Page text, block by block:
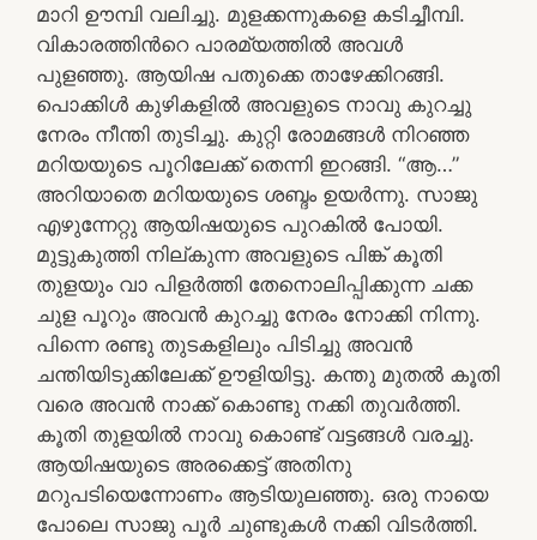
മാറി ഊമ്പി വലിച്ചു. മുളക്കന്നുകളെ കടിച്ചീമ്പി.
വികാരത്തിൻറെ പാരമ്യത്തിൽ അവൾ
പുളഞ്ഞു. ആയിഷ പതുക്കെ താഴേക്കിറങ്ങി.
പൊക്കിൾ കുഴികളിൽ അവളുടെ നാവു കുറച്ചു
നേരം നീന്തി തുടിച്ചു. കുറ്റി രോമങ്ങൾ നിറഞ്ഞ
മറിയയുടെ പൂറിലേക്ക് തെന്നി ഇറങ്ങി. “ആ…”
അറിയാതെ മറിയയുടെ ശബ്ദം ഉയർന്നു. സാജു
എഴുന്നേറ്റു ആയിഷയുടെ പുറകിൽ പോയി.
മുട്ടുകുത്തി നില്കുന്ന അവളുടെ പിങ്ക് കൂതി
തുളയും വാ പിളർത്തി തേനൊലിപ്പിക്കുന്ന ചക്ക
ചുള പൂറും അവൻ കുറച്ചു നേരം നോക്കി നിന്നു.
പിന്നെ രണ്ടു തുടകളിലും പിടിച്ചു അവൻ
ചന്തിയിടുക്കിലേക്ക് ഊളിയിട്ടു. കന്തു മുതൽ കൂതി
വരെ അവൻ നാക്ക് കൊണ്ടു നക്കി തുവർത്തി.
കൂതി തുളയിൽ നാവു കൊണ്ട് വട്ടങ്ങൾ വരച്ചു.
ആയിഷയുടെ അരക്കെട്ട് അതിനു
മറുപടിയെന്നോണം ആടിയുലഞ്ഞു. ഒരു നായെ
പോലെ സാജു പൂർ ചുണ്ടുകൾ നക്കി വിടർത്തി.